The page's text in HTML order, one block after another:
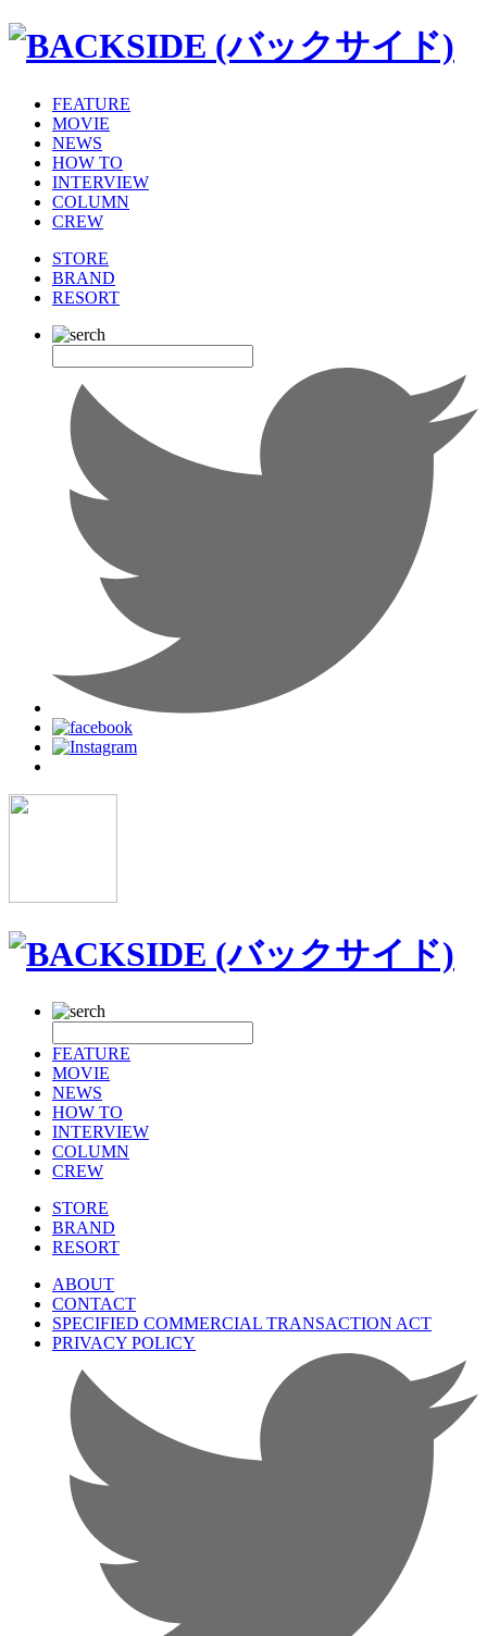
FEATURE
MOVIE
NEWS
HOW TO
INTERVIEW
COLUMN
CREW
STORE
BRAND
RESORT
FEATURE
MOVIE
NEWS
HOW TO
INTERVIEW
COLUMN
CREW
STORE
BRAND
RESORT
ABOUT
CONTACT
SPECIFIED COMMERCIAL TRANSACTION ACT
PRIVACY POLICY